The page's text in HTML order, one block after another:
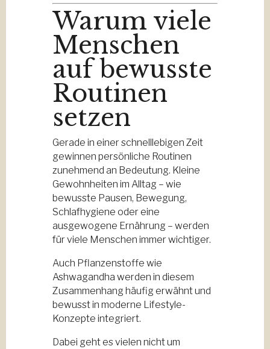
Warum viele
Menschen
auf bewusste
Routinen
setzen
Gerade in einer schnelllebigen Zeit
gewinnen persönliche Routinen
zunehmend an Bedeutung. Kleine
Gewohnheiten im Alltag – wie
bewusste Pausen, Bewegung,
Schlafhygiene oder eine
ausgewogene Ernährung – werden
für viele Menschen immer wichtiger.
Auch Pflanzenstoffe wie
Ashwagandha werden in diesem
Zusammenhang häufig erwähnt und
bewusst in moderne Lifestyle-
Konzepte integriert.
Dabei geht es vielen nicht um